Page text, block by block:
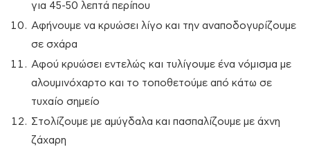
για 45-50 λεπτά περίπου
Αφήνουμε να κρυώσει λίγο και την αναποδογυρίζουμε
σε σχάρα
Αφού κρυώσει εντελώς και τυλίγουμε ένα νόμισμα με
αλουμινόχαρτο και το τοποθετούμε από κάτω σε
τυχαίο σημείο
Στολίζουμε με αμύγδαλα και πασπαλίζουμε με άχνη
ζάχαρη